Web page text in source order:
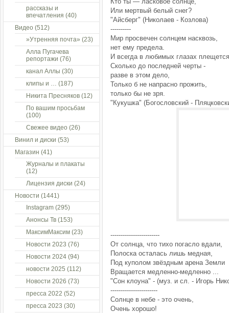
Или мертвый белый снег?
"Айсберг" (Николаев - Козлова)
----------
Мир просвечен солнцем насквозь,
нет ему предела.
И всегда в любимых глазах
Сколько до последней черты -
разве в этом дело,
Только б не напрасно прожить,
только бы не зря.
"Кукушка" (Богословский -
------------------------
От солнца, что тихо погасло вдали,
Полоска осталась лишь медная,
Под куполом звёздным арена Земли
Вращается медленно-медленно ...
"Сон клоуна" - (муз. и сл. - Игорь
-----------------------
Солнце в небе - это очень,
Очень хорошо!
рассказы и
впечатления (40)
Видео (512)
»Утренняя почта» (23)
Алла Пугачева
репортажи (76)
канал Аллы (30)
клипы и … (187)
Никита Пресняков (12)
По вашим просьбам
(100)
Свежее видео (26)
Винил и диски (53)
Магазин (41)
Журналы и плакаты
(12)
Лицензия диски (24)
Новости (1441)
Instagram (295)
Анонсы Тв (153)
МаксимМаксим (23)
Новости 2023 (76)
Новости 2024 (94)
новости 2025 (112)
Новости 2026 (73)
пресса 2022 (52)
пресса 2023 (30)